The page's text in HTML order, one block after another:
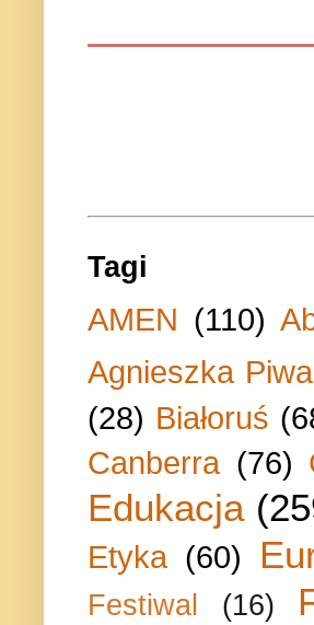
Tagi
AMEN (110)
Agnieszka
(28) Białoruś
Canberra (76)
Edukacja
Etyka (60)
Festiwal (16)